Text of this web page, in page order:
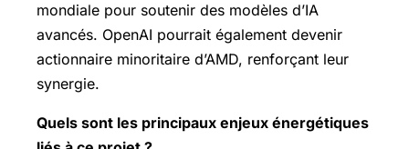
mondiale pour soutenir des modèles d’IA
avancés. OpenAI pourrait également devenir
actionnaire minoritaire d’AMD, renforçant leur
synergie.
Quels sont les principaux enjeux énergétiques